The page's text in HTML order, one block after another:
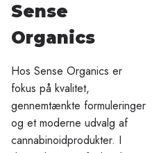
Sense
Organics
Hos Sense Organics er
fokus på kvalitet,
gennemtænkte formuleringer
og et moderne udvalg af
cannabinoidprodukter. I